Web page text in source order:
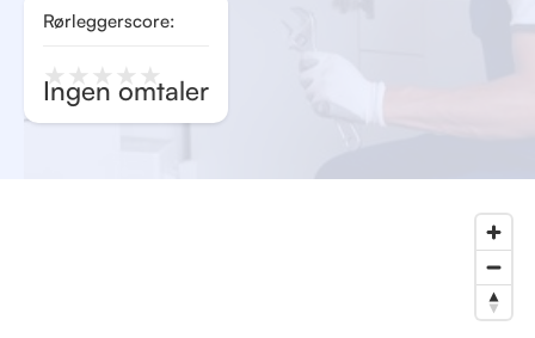
Rørleggerscore:
★ ★ ★ ★ ★
Ingen omtaler